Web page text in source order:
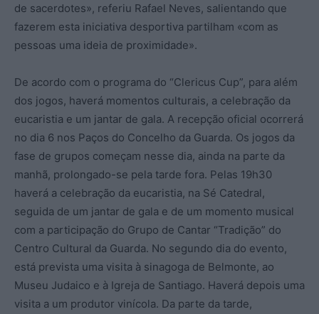
de sacerdotes», referiu Rafael Neves, salientando que
fazerem esta iniciativa desportiva partilham «com as
pessoas uma ideia de proximidade».
De acordo com o programa do “Clericus Cup”, para além
dos jogos, haverá momentos culturais, a celebração da
eucaristia e um jantar de gala. A recepção oficial ocorrerá
no dia 6 nos Paços do Concelho da Guarda. Os jogos da
fase de grupos começam nesse dia, ainda na parte da
manhã, prolongado-se pela tarde fora. Pelas 19h30
haverá a celebração da eucaristia, na Sé Catedral,
seguida de um jantar de gala e de um momento musical
com a participação do Grupo de Cantar “Tradição” do
Centro Cultural da Guarda. No segundo dia do evento,
está prevista uma visita à sinagoga de Belmonte, ao
Museu Judaico e à Igreja de Santiago. Haverá depois uma
visita a um produtor vinícola. Da parte da tarde,